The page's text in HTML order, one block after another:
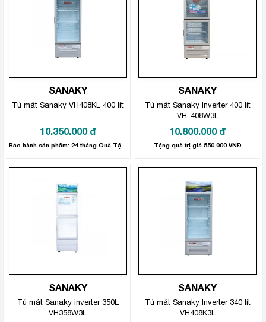
SANAKY
Tủ mát Sanaky VH408KL 400 lít
10.350.000 đ
SANAKY
Tủ mát Sanaky Inverter 400 lít
VH-408W3L
10.800.000 đ
Tặng quà trị giá 550.000 VNĐ
SANAKY
Tủ mát Sanaky inverter 350L
VH358W3L
SANAKY
Tủ mát Sanaky Inverter 340 lít
VH408K3L